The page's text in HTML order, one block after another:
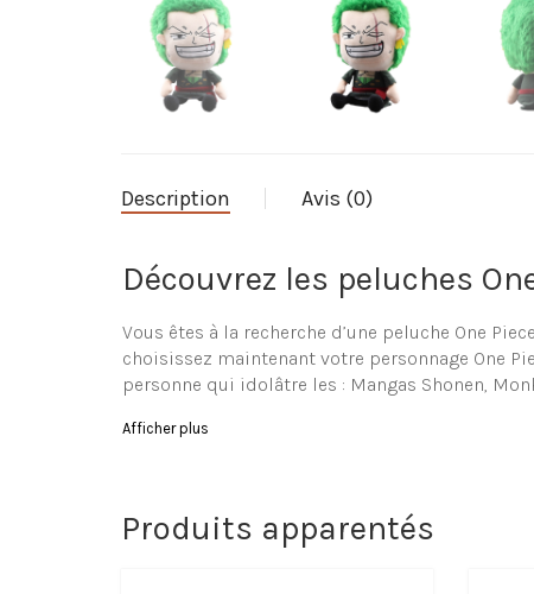
Description Avis (0)
Découvrez les peluches
Vous êtes à la recherche d’une peluche One
choisissez maintenant votre personnage One
personne qui idolâtre les : Mangas Shonen,
Parcourez notre ensemble
Caractéristiques de la
Afficher plus
Produits apparentés